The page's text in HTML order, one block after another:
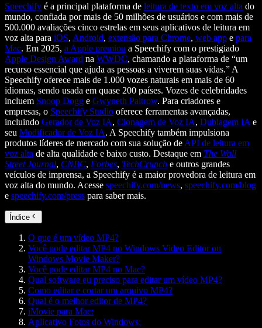
Speechify é a principal plataforma de leitura de texto em voz alta do
mundo, confiada por mais de 50 milhões de usuários e com mais de
500.000 avaliações cinco estrelas em seus aplicativos de leitura em
voz alta para iOS, Android, extensão para Chrome, web app e para
Mac. Em 2025, a Apple premiou a Speechify com o prestigiado
Apple Design Award na WWDC, chamando a plataforma de “um
recurso essencial que ajuda as pessoas a viverem suas vidas.” A
Speechify oferece mais de 1.000 vozes naturais em mais de 60
idiomas, sendo usada em quase 200 países. Vozes de celebridades
incluem Snoop Dogg e Gwyneth Paltrow. Para criadores e
empresas, o Speechify Studio oferece ferramentas avançadas,
incluindo Gerador de Voz IA, Clonagem de Voz IA, Dublagem IA e
seu Modificador de Voz IA. A Speechify também impulsiona
produtos líderes de mercado com sua solução de API de leitura em
voz alta de alta qualidade e baixo custo. Destaque em The Wall
Street Journal, CNBC, Forbes, TechCrunch e outros grandes
veículos de imprensa, a Speechify é a maior provedora de leitura em
voz alta do mundo. Acesse speechify.com/news, speechify.com/blog
e speechify.com/press para saber mais.
Índice
O que é um vídeo MP4?
Você pode editar MP4 no Windows Video Editor ou
Windows Movie Maker?
Você pode editar MP4 no Mac?
Qual software eu preciso para editar um vídeo MP4?
Como editar e cortar um arquivo MP4?
Qual é o melhor editor de MP4?
iMovie para Mac:
Aplicativo Fotos do Windows: